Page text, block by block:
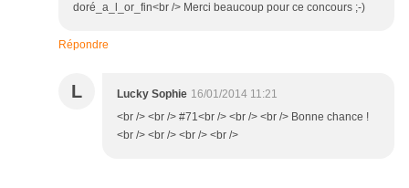
doré_a_l_or_fin<br /> Merci beaucoup pour ce concours ;-)
Répondre
L Lucky Sophie 16/01/2014 11:21
<br /> <br /> #71<br /> <br /> <br /> Bonne chance !
<br /> <br /> <br /> <br />